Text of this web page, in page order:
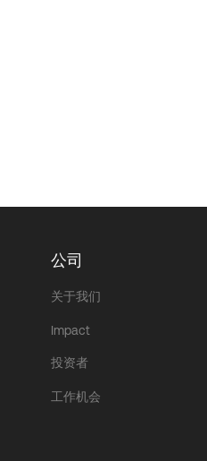
公司
关于我们
Impact
投资者
工作机会